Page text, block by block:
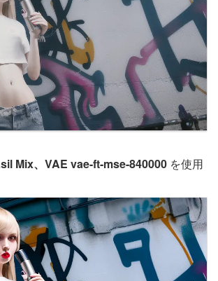
Mix、VAE vae-ft-mse-840000 を使用